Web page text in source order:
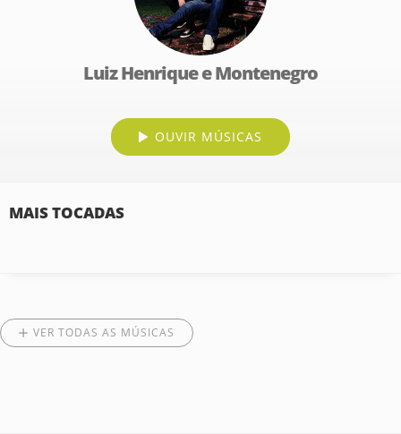
Luiz Henrique e Montenegro
OUVIR MÚSICAS
MAIS TOCADAS
VER TODAS AS MÚSICAS